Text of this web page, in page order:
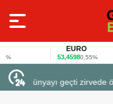
EURO
53,45980,55%
ödüle uçtu Firmalar